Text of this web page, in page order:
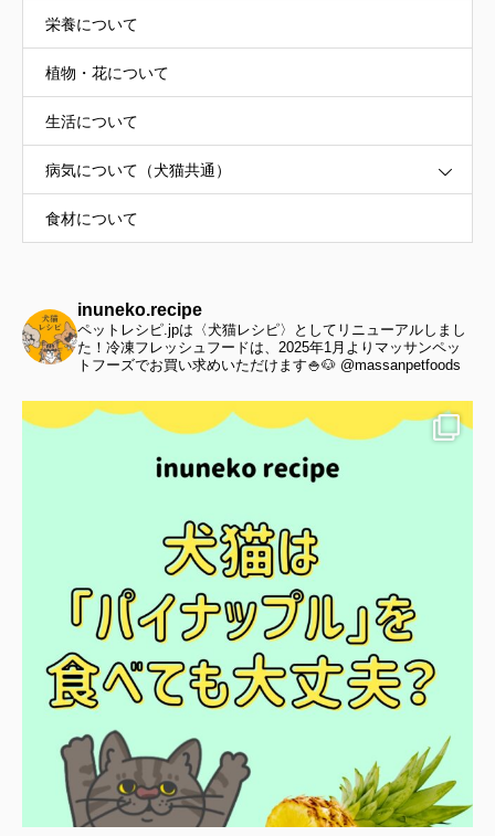
栄養について
植物・花について
生活について
病気について（犬猫共通）
食材について
inuneko.recipe
ペットレシピ.jpは〈犬猫レシピ〉としてリニューアルしまし
た！冷凍フレッシュフードは、2025年1月よりマッサンペッ
トフーズでお買い求めいただけます🍚🐶 @massanpetfoods